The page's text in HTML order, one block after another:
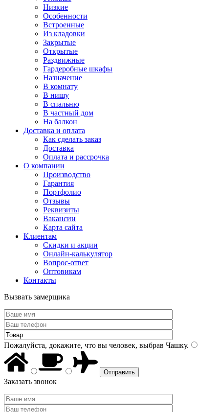
Низкие
Особенности
Встроенные
Из кладовки
Закрытые
Открытые
Раздвижные
Гардеробные шкафы
Назначение
В комнату
В нишу
В спальню
В частный дом
На балкон
Доставка и оплата
Как сделать заказ
Доставка
Оплата и рассрочка
О компании
Производство
Гарантия
Портфолио
Отзывы
Реквизиты
Вакансии
Карта сайта
Клиентам
Скидки и акции
Онлайн-калькулятор
Вопрос-ответ
Оптовикам
Контакты
Вызвать замерщика
Пожалуйста, докажите, что вы человек, выбрав Чашку.
Заказать звонок